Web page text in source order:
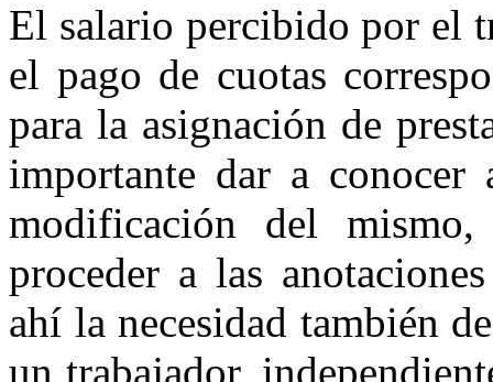
El salario percibido por el
el pago de cuotas
para la asignación de
importante dar a
modificación del
proceder a las
ahí la necesidad también
un trabajador,